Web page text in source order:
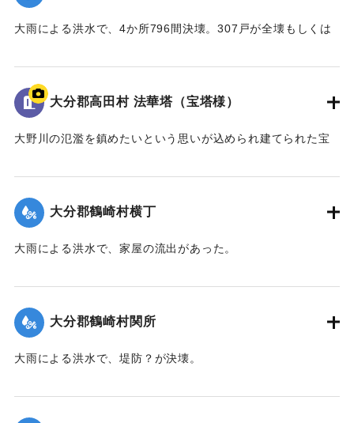
大雨による洪水で、4か所796間決壊。307戸が全壊もしくは
牛馬の死23頭。耕地は荒廃した。
｜固有コード:00208009
大分郡高田村 法華塔（宝塔様）
大野川の氾濫を鎮めたいという思いが込められ建てられた宝
収められている。「慶応3（1867）年常行村の常仏寺では、
堤防に一字一石の「法華塔」を建立して毎年春秋に堤防が長
もちするように祈とうを勤めたいと願い出てこれを許され
多くの人が犠牲になってきた。
特に文久2年（1862）8月11日に発生した洪水では、大野川が
氾濫し、流出家屋307戸、死者36名の被害が発生したが、今
である。
（大分市防災局防災危機管理課提供）
大分郡鶴崎村横丁
大雨による洪水で、家屋の流出があった。
｜固有コード:00208004
大分郡鶴崎村関所
大雨による洪水で、堤防？が決壊。
｜固有コード:00208005